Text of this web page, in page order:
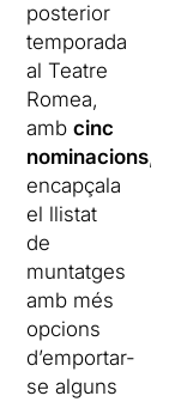
posterior
temporada
al Teatre
Romea,
ambcinc
nominacions,
encapçala
el llistat
de
muntatges
amb més
opcions
d’emportar-
se alguns